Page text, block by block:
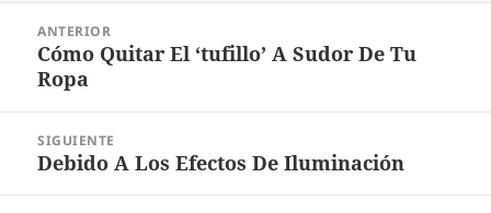
entradas
ANTERIOR
Entrada
anterior:
Cómo Quitar El ‘tufillo’ A Sudor De Tu
Ropa
SIGUIENTE
Entrada
Debido A Los Efectos De Iluminación